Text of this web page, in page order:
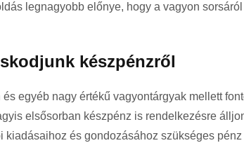
legnagyobb előnye, hogy a vagyon
készpénzről
egyéb nagy értékű vagyontárgyak mellett
elsősorban készpénz is rendelkezésre
kiadásaihoz és gondozásához szükséges